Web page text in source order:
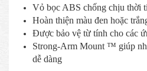
Vỏ bọc ABS chống chịu thời
Hoàn thiện màu đen hoặc
Được bảo vệ từ tính cho các
Strong-Arm Mount ™ giúp
dễ dàng